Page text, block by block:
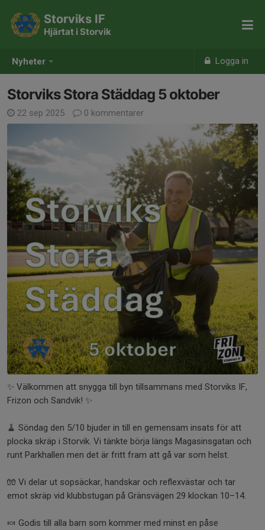
Nyheter Logga in
Storviks IF
Hjärtat i Storvik
Storviks Stora Städdag 5 oktober
22 sep 2025 0 kommentarer
✨ Välkommen att snygga till byn tillsammans med Storviks IF,
Frizon och Sandvik! ✨
🧹 Söndag den 5/10 bjuder in till en gemensam insats för att
plocka skräp i Storvik. Vi tänkte börja längs Magasinsgatan och
runt Parkhallen men det är fritt fram att gå var som helst.
🧤 Vi delar ut sopsäckar, handskar och reflexvästar och tar
emot skräp vid klubbstugan på Gränsvägen 29 klockan 10–14.
🍬 Godis till alla barn som kommer med minst en påse